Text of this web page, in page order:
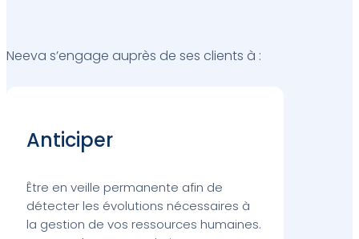
Neeva s’engage auprès de ses clients à :
Anticiper
Être en veille permanente afin de
détecter les évolutions nécessaires à
la gestion de vos ressources humaines.